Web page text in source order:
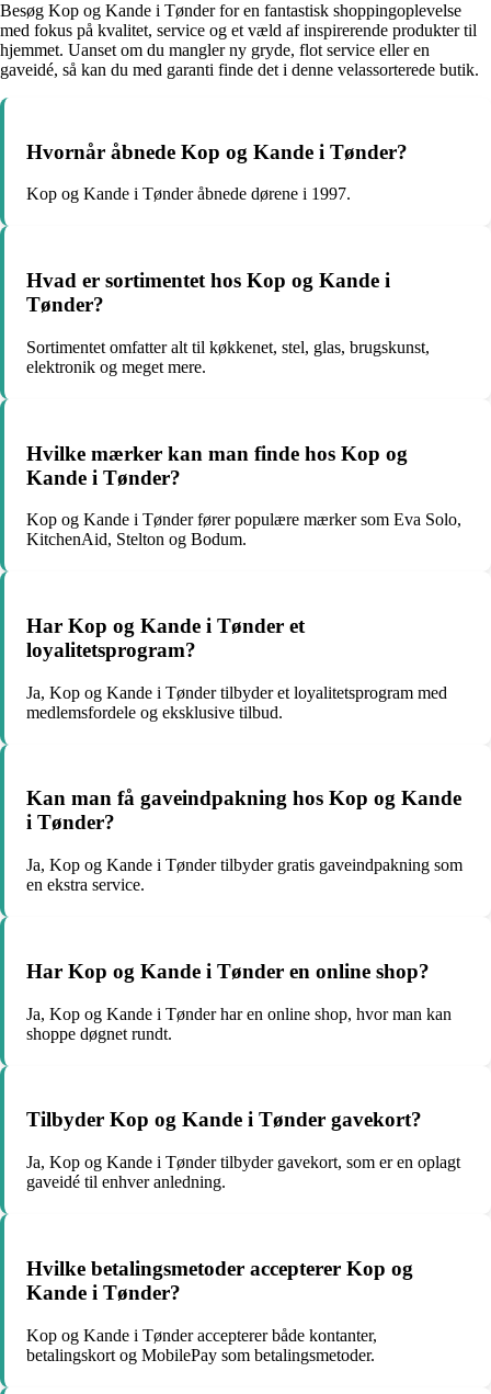
Besøg Kop og Kande i Tønder for en fantastisk shoppingoplevelse
med fokus på kvalitet, service og et væld af inspirerende produkter til
hjemmet. Uanset om du mangler ny gryde, flot service eller en
gaveidé, så kan du med garanti finde det i denne velassorterede butik.
Hvornår åbnede Kop og Kande i Tønder?
Kop og Kande i Tønder åbnede dørene i 1997.
Hvad er sortimentet hos Kop og Kande i
Tønder?
Sortimentet omfatter alt til køkkenet, stel, glas, brugskunst,
elektronik og meget mere.
Hvilke mærker kan man finde hos Kop og
Kande i Tønder?
Kop og Kande i Tønder fører populære mærker som Eva Solo,
KitchenAid, Stelton og Bodum.
Har Kop og Kande i Tønder et
loyalitetsprogram?
Ja, Kop og Kande i Tønder tilbyder et loyalitetsprogram med
medlemsfordele og eksklusive tilbud.
Kan man få gaveindpakning hos Kop og Kande
i Tønder?
Ja, Kop og Kande i Tønder tilbyder gratis gaveindpakning som
en ekstra service.
Har Kop og Kande i Tønder en online shop?
Ja, Kop og Kande i Tønder har en online shop, hvor man kan
shoppe døgnet rundt.
Tilbyder Kop og Kande i Tønder gavekort?
Ja, Kop og Kande i Tønder tilbyder gavekort, som er en oplagt
gaveidé til enhver anledning.
Hvilke betalingsmetoder accepterer Kop og
Kande i Tønder?
Kop og Kande i Tønder accepterer både kontanter,
betalingskort og MobilePay som betalingsmetoder.